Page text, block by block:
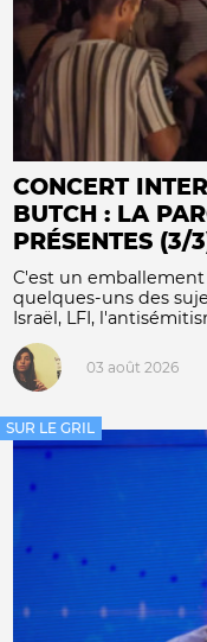
CONCERT
BUTCH : LA
PRÉSENTES (3/
C'est un
quelques-uns des
Israël, LFI,
03 août 2026
SUR LE GRIL